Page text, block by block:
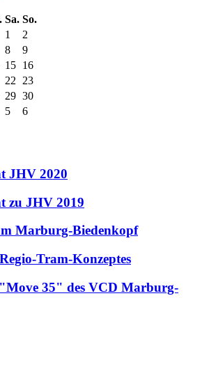
Sa. So.
1
2
8
9
15 16
22
23
29 30
5 6
JHV 2020
zu JHV 2019
Marburg-Biedenkopf
Tram-Konzeptes
35" des VCD Marburg-